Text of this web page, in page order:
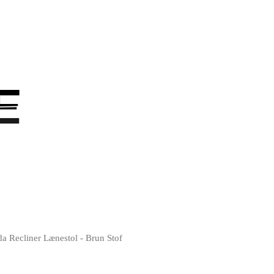
Recliner Lænestol - Brun Stof